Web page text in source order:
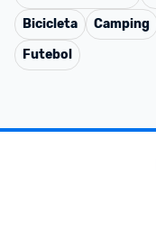
Bicicleta
Camping
Futebol